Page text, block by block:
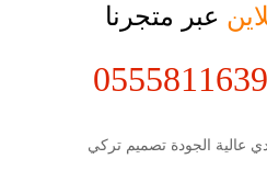
عبر متجرنا
عالية الجودة تصميم تركي